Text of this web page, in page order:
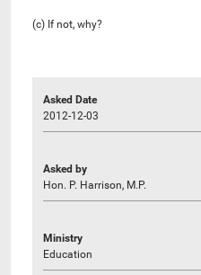
(c) If not, why?
Asked Date
2012-12-03
Asked by
Hon. P. Harrison, M.P.
Ministry
Education